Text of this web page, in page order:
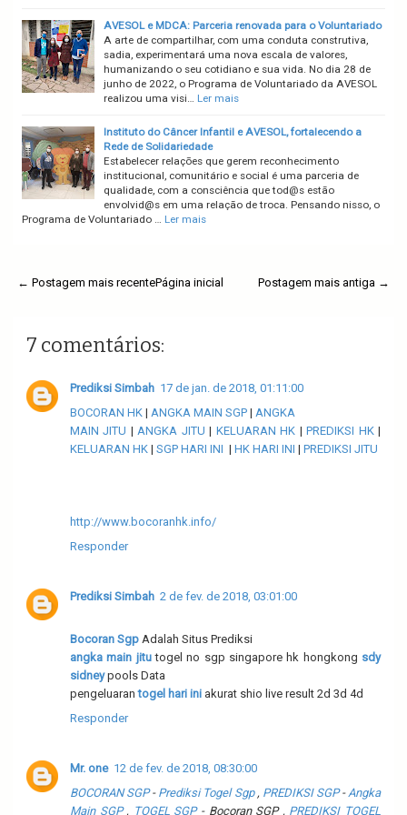
AVESOL e MDCA: Parceria renovada para o Voluntariado
A arte de compartilhar, com uma conduta construtiva,
sadia, experimentará uma nova escala de valores,
humanizando o seu cotidiano e sua vida. No dia 28 de
junho de 2022, o Programa de Voluntariado da AVESOL
realizou uma visi… Ler mais
Instituto do Câncer Infantil e AVESOL, fortalecendo a
Rede de Solidariedade
Estabelecer relações que gerem reconhecimento
institucional, comunitário e social é uma parceria de
qualidade, com a consciência que tod@s estão
envolvid@s em uma relação de troca. Pensando nisso, o
Programa de Voluntariado … Ler mais
← Postagem mais recente Postagem mais antiga →
Página inicial
7 comentários:
Prediksi Simbah 17 de jan. de 2018, 01:11:00
BOCORAN HK | ANGKA MAIN SGP | ANGKA
MAIN JITU |ANGKA JITU | KELUARAN HK |PREDIKSI HK|
KELUARAN HK | SGP HARI INI | HK HARI INI | PREDIKSI JITU
http://www.bocoranhk.info/
Responder
Prediksi Simbah 2 de fev. de 2018, 03:01:00
Bocoran Sgp Adalah Situs Prediksi
angka main jitutogel no sgp singapore hk hongkong sdy
sidneypools Data
pengeluarantogel hari ini akurat shio live result 2d 3d 4d
Responder
Mr. one 12 de fev. de 2018, 08:30:00
BOCORAN SGP- Prediksi Togel Sgp, PREDIKSI SGP-Angka
Main SGP, TOGEL SGP- Bocoran SGP , PREDIKSI TOGEL